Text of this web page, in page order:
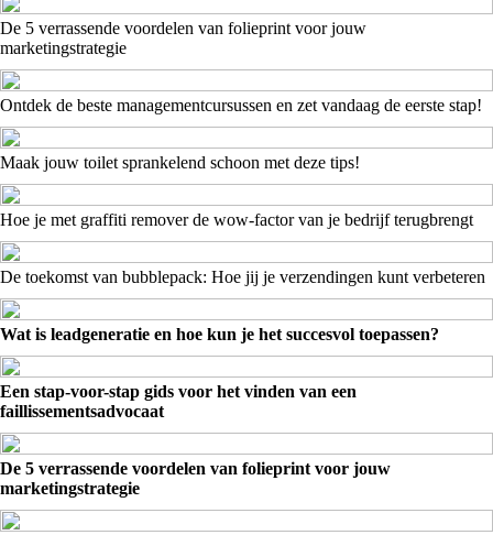
De 5 verrassende voordelen van folieprint voor jouw
marketingstrategie
Ontdek de beste managementcursussen en zet vandaag de eerste stap!
Maak jouw toilet sprankelend schoon met deze tips!
Hoe je met graffiti remover de wow-factor van je bedrijf terugbrengt
De toekomst van bubblepack: Hoe jij je verzendingen kunt verbeteren
Wat is leadgeneratie en hoe kun je het succesvol toepassen?
Een stap-voor-stap gids voor het vinden van een
faillissementsadvocaat
De 5 verrassende voordelen van folieprint voor jouw
marketingstrategie